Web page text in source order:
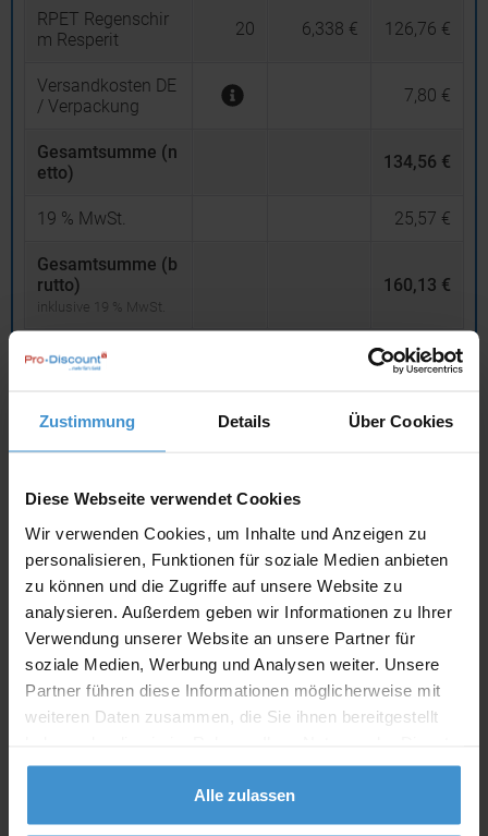
Zustimmung Details Über Cookies
Diese Webseite verwendet Cookies
Wir verwenden Cookies, um Inhalte und Anzeigen zu
personalisieren, Funktionen für soziale Medien anbieten
zu können und die Zugriffe auf unsere Website zu
analysieren. Außerdem geben wir Informationen zu Ihrer
Verwendung unserer Website an unsere Partner für
soziale Medien, Werbung und Analysen weiter. Unsere
Partner führen diese Informationen möglicherweise mit
weiteren Daten zusammen, die Sie ihnen bereitgestellt
gesammelt haben.
Alle zulassen
RPET Regenschir
m Resperit
20 6,338 € 126,76 €
Versandkosten DE
/ Verpackung
7,80 €
Gesamtsumme (n
etto)
134,56 €
19 % MwSt. 25,57 €
Gesamtsumme (b
rutto)
inklusive 19 % MwSt.
160,13 €
netto
Warenkorb
Angebot drucken
Individuelle Anfrage
Lieferzeiten
Artikel mit Werbeanbringung: ca. 10 Werktage
Muster mit Ihrer
Werbeanbringung zur Freigabe
ca. 10 Werktage
Muster: ca. 3 - 5 Werktage